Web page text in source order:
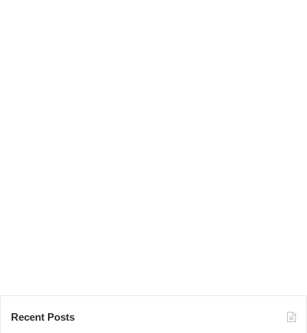
Recent Posts